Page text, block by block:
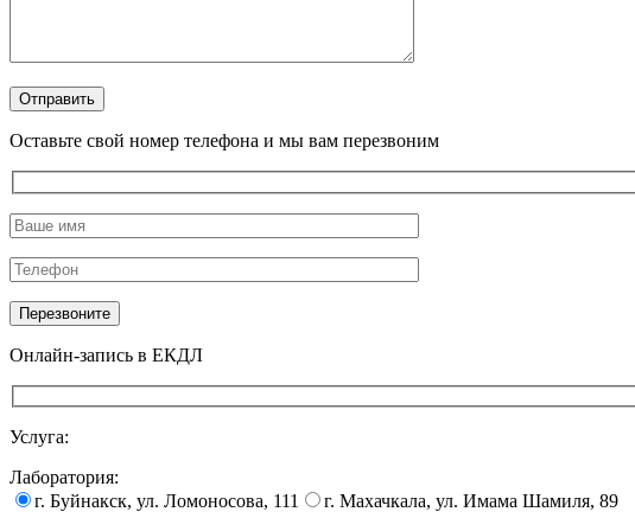
Оставьте свой номер телефона и мы вам перезвоним
Онлайн-запись в ЕКДЛ
Услуга:
Лаборатория:
г. Буйнакск, ул. Ломоносова, 111
г. Махачкала, ул. Имама Шамиля, 89